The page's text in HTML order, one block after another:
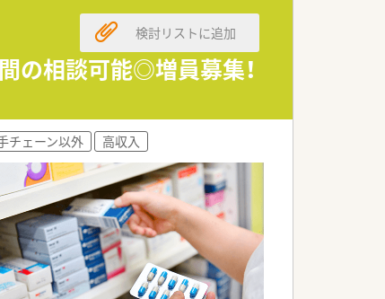
の相談可能◎増員募集！
検討リストに追加
チェーン以外 高収入